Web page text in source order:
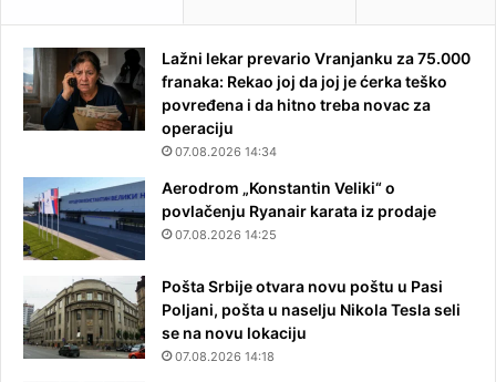
Lažni lekar prevario Vranjanku za 75.000
franaka: Rekao joj da joj je ćerka teško
povređena i da hitno treba novac za
operaciju
07.08.2026 14:34
Aerodrom „Konstantin Veliki“ o
povlačenju Ryanair karata iz prodaje
07.08.2026 14:25
Pošta Srbije otvara novu poštu u Pasi
Poljani, pošta u naselju Nikola Tesla seli
se na novu lokaciju
07.08.2026 14:18